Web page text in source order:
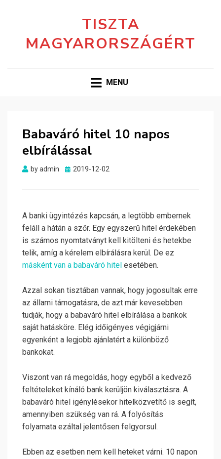
TISZTA
MAGYARORSZÁGÉRT
MENU
Babaváró hitel 10 napos
elbírálással
byadmin
Posted
2019-12-02
A banki ügyintézés kapcsán, a legtöbb embernek
feláll a hátán a szőr. Egy egyszerű hitel érdekében
is számos nyomtatványt kell kitölteni és hetekbe
telik, amíg a kérelem elbírálásra kerül. De ez
másként van a babaváró hitel esetében.
Azzal sokan tisztában vannak, hogy jogosultak erre
az állami támogatásra, de azt már kevesebben
tudják, hogy a babaváró hitel elbírálása a bankok
saját hatásköre. Elég időigényes végigjárni
egyenként a legjobb ajánlatért a különböző
bankokat.
Viszont van rá megoldás, hogy egyből a kedvező
feltételeket kínáló bank kerüljön kiválasztásra. A
babaváró hitel igénylésekor hitelközvetítő is segít,
amennyiben szükség van rá. A folyósítás
folyamata ezáltal jelentősen felgyorsul.
Ebben az esetben nem kell heteket várni. 10 napon